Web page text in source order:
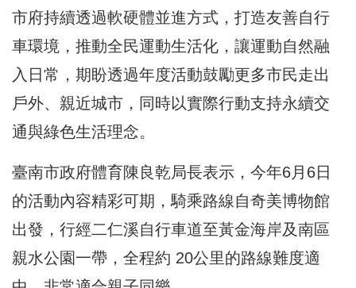
市府持續透過軟硬體並進方式，打造友善自行
車環境，推動全民運動生活化，讓運動自然融
入日常，期盼透過年度活動鼓勵更多市民走出
戶外、親近城市，同時以實際行動支持永續交
通與綠色生活理念。
臺南市政府體育陳良乾局長表示，今年6月6日
的活動內容精彩可期，騎乘路線自奇美博物館
出發，行經二仁溪自行車道至黃金海岸及南區
親水公園一帶，全程約 20公里的路線難度適